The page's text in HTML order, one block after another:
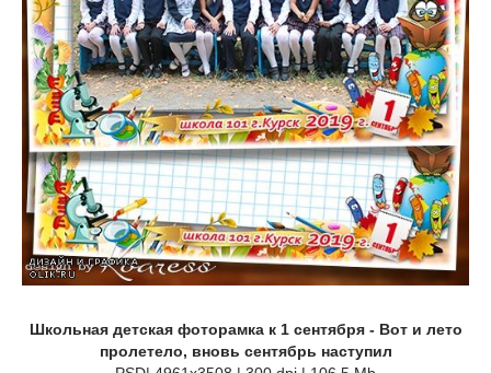
Школьная детская фоторамка к 1 сентября - Вот и лето
пролетело, вновь сентябрь наступил